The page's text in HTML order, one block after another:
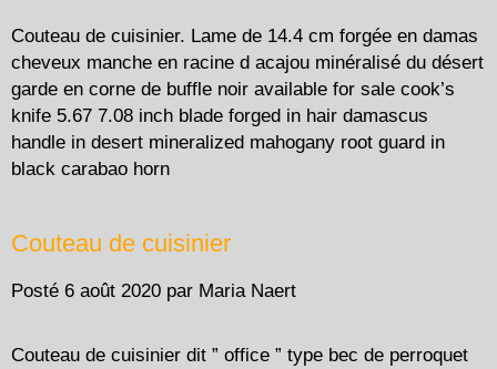
Couteau de cuisinier. Lame de 14.4 cm forgée en damas
cheveux manche en racine d acajou minéralisé du désert
garde en corne de buffle noir available for sale cook’s
knife 5.67 7.08 inch blade forged in hair damascus
handle in desert mineralized mahogany root guard in
black carabao horn
Couteau de cuisinier
Posté 6 août 2020 par Maria Naert
Couteau de cuisinier dit ” office ” type bec de perroquet